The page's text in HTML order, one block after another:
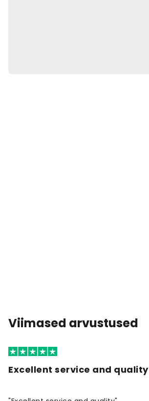
Viimased arvustused
Excellent service and quality